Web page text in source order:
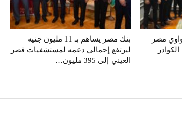
مصر
بنك مصر يساهم بـ 11 مليون جنيه
ليرتفع إجمالي دعمه لمستشفيات قصر
العيني إلى 395 مليون…